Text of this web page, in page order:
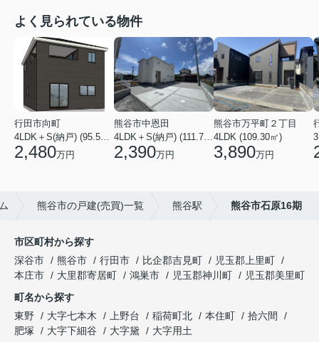
よく見られている物件
行田市向町
4LDK＋S(納戸) (95.58㎡)
2,480万円
熊谷市中恩田
4LDK＋S(納戸) (111.78㎡)
2,390万円
熊谷市万平町２丁目
4LDK (109.30㎡)
3,890万円
熊谷市の戸建(売買)一覧 熊谷駅 熊谷市石原16期
市区町村から探す
深谷市
熊谷市 行田市 比企郡吉見町
児玉郡上里町
本庄市
大里郡寄居町 鴻巣市 児玉郡神川町
児玉郡美里町
町名から探す
東野
大字七本木 上野台 稲荷町北 本住町
拾六間
肥塚
大字下細谷 大字黛
大字用土